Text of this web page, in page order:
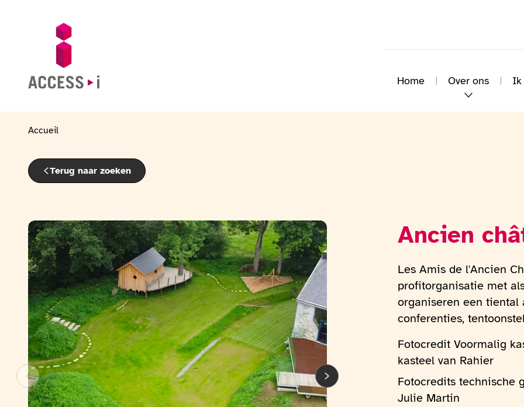
Home Over ons Ik
Accueil
Terug naar zoeken
Bekijk de fotogalerij Bekijk de fotogalerijAncien
Les Amis de l'Ancien
profitorganisatie met
organiseren een tiental
conferenties,
Fotocredit Voormalig
kasteel van Rahier
Fotocredits technische
Julie Martin